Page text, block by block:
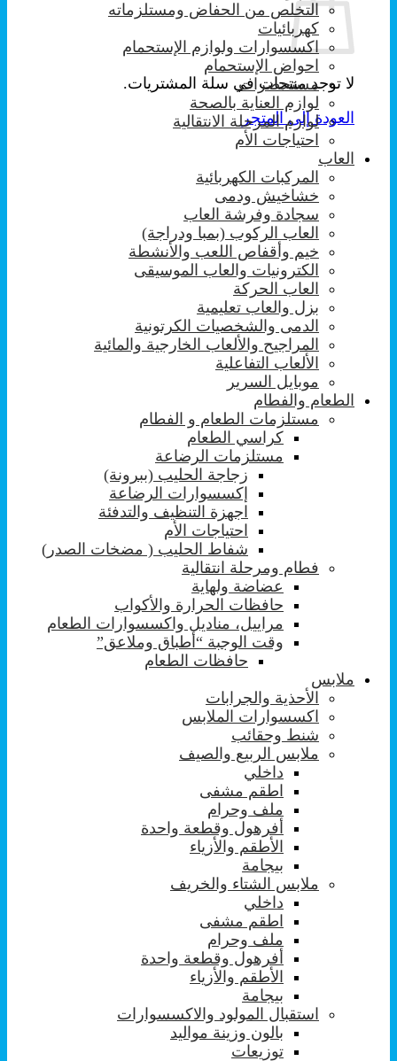
لا توجد منتجات في سلة المشتريات.
العودة إلى المتجر
التخلص من الحفاض ومستلزماته
كهربائيات
اكسسوارات ولوازم الإستحمام
احواض الإستحمام
مستحضرات
لوازم العناية بالصحة
لوازم المرحلة الانتقالية
احتياجات الأم
العاب
المركبات الكهربائية
خشاخيش ودمى
سجادة وفرشة العاب
العاب الركوب (بمبا ودراجة)
خيم وأقفاص اللعب والأنشطة
الكترونيات والعاب الموسيقى
العاب الحركة
بزل والعاب تعليمية
الدمى والشخصيات الكرتونية
المراجيح والألعاب الخارجية والمائية
الألعاب التفاعلية
موبايل السرير
الطعام والفطام
مستلزمات الطعام و الفطام
كراسي الطعام
مستلزمات الرضاعة
زجاجة الحليب (ببرونة)
إكسسوارات الرضاعة
اجهزة التنظيف والتدفئة
احتياجات الأم
شفاط الحليب ( مضخات الصدر)
فطام ومرحلة انتقالية
عضاضة ولهاية
حافظات الحرارة والأكواب
مراييل، مناديل واكسسوارات الطعام
وقت الوجبة “أطباق وملاعق”
حافظات الطعام
ملابس
الأحذية والجرابات
اكسسوارات الملابس
شنط وحقائب
ملابس الربيع والصيف
داخلي
اطقم مشفى
ملف وحرام
أفرهول وقطعة واحدة
الأطقم والأزياء
بيجامة
ملابس الشتاء والخريف
داخلي
اطقم مشفى
ملف وحرام
أفرهول وقطعة واحدة
الأطقم والأزياء
بيجامة
استقبال المولود والاكسسوارات
بالون وزينة مواليد
توزيعات